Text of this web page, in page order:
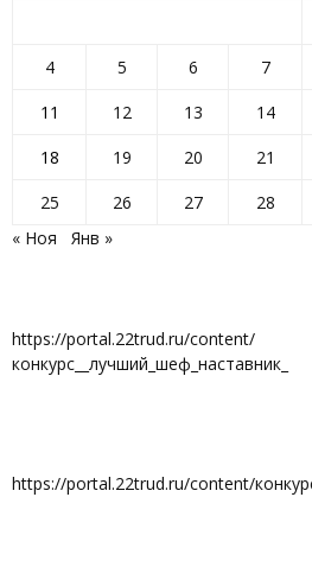
4
5 6 7
11
12 13 14
18
19 20 21
25
26 27 28
« Ноя
Янв »
https://portal.22trud.ru/content/
конкурс__лучший_шеф_наставник_
https://portal.22trud.ru/content/